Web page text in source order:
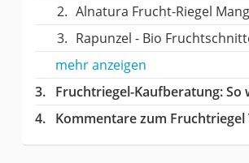
Alnatura Frucht-Riegel
Rapunzel - Bio
mehr anzeigen
Fruchtriegel-Kaufberatung: So
Kommentare zum Fruchtriegel